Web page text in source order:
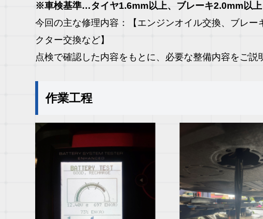
※車検基準…タイヤ1.6mm 以上、ブレーキ2.0mm 以上
今回の主な修理内容：
【エンジンオイル交換、ブレ
クター交換など】
点検で確認した内容をもとに、必要な整備内容をご説
作業工程